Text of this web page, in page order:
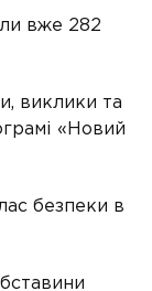
вже 282
виклики та
«Новий
безпеки в